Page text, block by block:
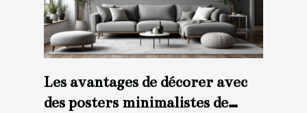
Les avantages de décorer avec
des posters minimalistes de